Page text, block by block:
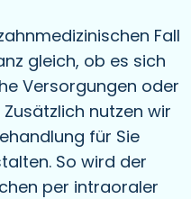
Fall
gleich, ob es sich
Versorgungen oder
nutzen wir
für Sie
So wird der
per intraoraler